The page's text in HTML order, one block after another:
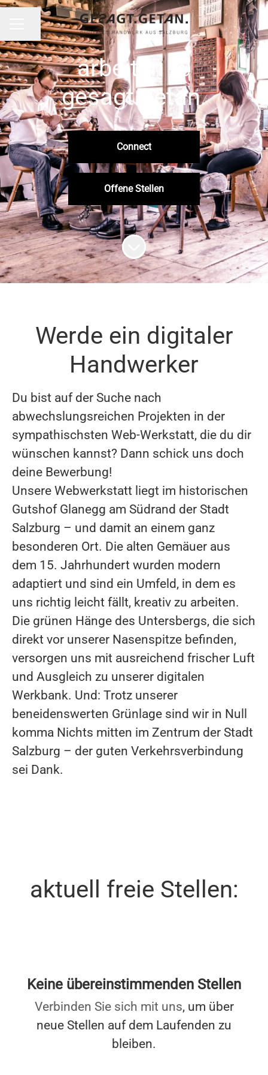
Karrieremenü
Seite teilen
arbeiten @
gesagt.getan.
Connect
Offene Stellen
Zum Inhalt scrollen
Werde ein digitaler
Handwerker
Du bist auf der Suche nach
abwechslungsreichen Projekten in der
sympathischsten Web-Werkstatt, die du dir
wünschen kannst? Dann schick uns doch
deine Bewerbung!
Unsere Webwerkstatt liegt im historischen
Gutshof Glanegg am Südrand der Stadt
Salzburg – und damit an einem ganz
besonderen Ort. Die alten Gemäuer aus
dem 15. Jahrhundert wurden modern
adaptiert und sind ein Umfeld, in dem es
uns richtig leicht fällt, kreativ zu arbeiten.
Die grünen Hänge des Untersbergs, die sich
direkt vor unserer Nasenspitze befinden,
versorgen uns mit ausreichend frischer Luft
und Ausgleich zu unserer digitalen
Werkbank. Und: Trotz unserer
beneidenswerten Grünlage sind wir in Null
komma Nichts mitten im Zentrum der Stadt
Salzburg – der guten Verkehrsverbindung
sei Dank.
aktuell freie Stellen:
Keine übereinstimmenden Stellen
Verbinden Sie sich mit uns, um über
neue Stellen auf dem Laufenden zu
bleiben.